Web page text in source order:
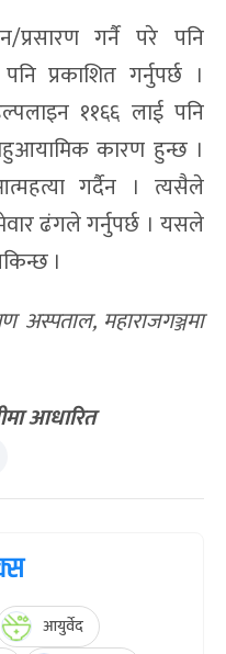
प्रसारण गर्नै परे पनि
प्रकाशित गर्नुपर्छ ।
११६६ लाई पनि
कारण हुन्छ ।
गर्दैन । त्यसैले
ढंगले गर्नुपर्छ । यसले
।
अस्पताल, महाराजगञ्जमा
आधारित
आयुर्वेद